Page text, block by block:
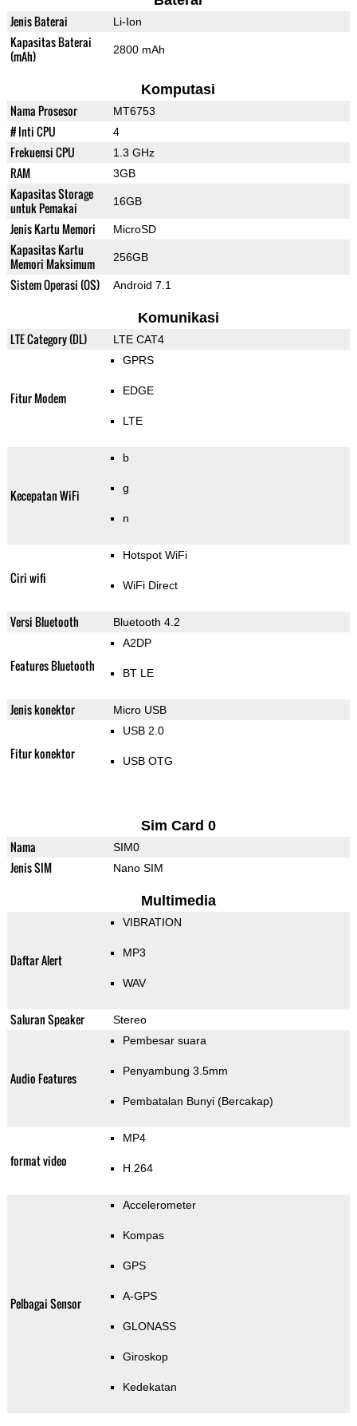
Jenis Baterai Li-Ion
Kapasitas Baterai
(mAh)
2800 mAh
Komputasi
Nama Prosesor MT6753
# Inti CPU 4
Frekuensi CPU 1.3 GHz
RAM 3GB
Kapasitas Storage
untuk Pemakai
16GB
Jenis Kartu Memori MicroSD
Kapasitas Kartu
Memori Maksimum
256GB
Sistem Operasi (OS) Android 7.1
Komunikasi
LTE Category (DL) LTE CAT4
Fitur Modem
GPRS
EDGE
LTE
Kecepatan WiFi
b
g
n
Ciri wifi
Hotspot WiFi
WiFi Direct
Versi Bluetooth Bluetooth 4.2
Features Bluetooth
A2DP
BT LE
Jenis konektor Micro USB
Fitur konektor
USB 2.0
USB OTG
Sim Card 0
Nama SIM0
Jenis SIM Nano SIM
Multimedia
Daftar Alert
VIBRATION
MP3
WAV
Saluran Speaker Stereo
Audio Features
Pembesar suara
Penyambung 3.5mm
Pembatalan Bunyi (Bercakap)
format video
MP4
H.264
Pelbagai Sensor
Accelerometer
Kompas
GPS
A-GPS
GLONASS
Giroskop
Kedekatan